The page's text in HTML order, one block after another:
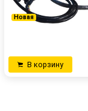
Новая
В корзину